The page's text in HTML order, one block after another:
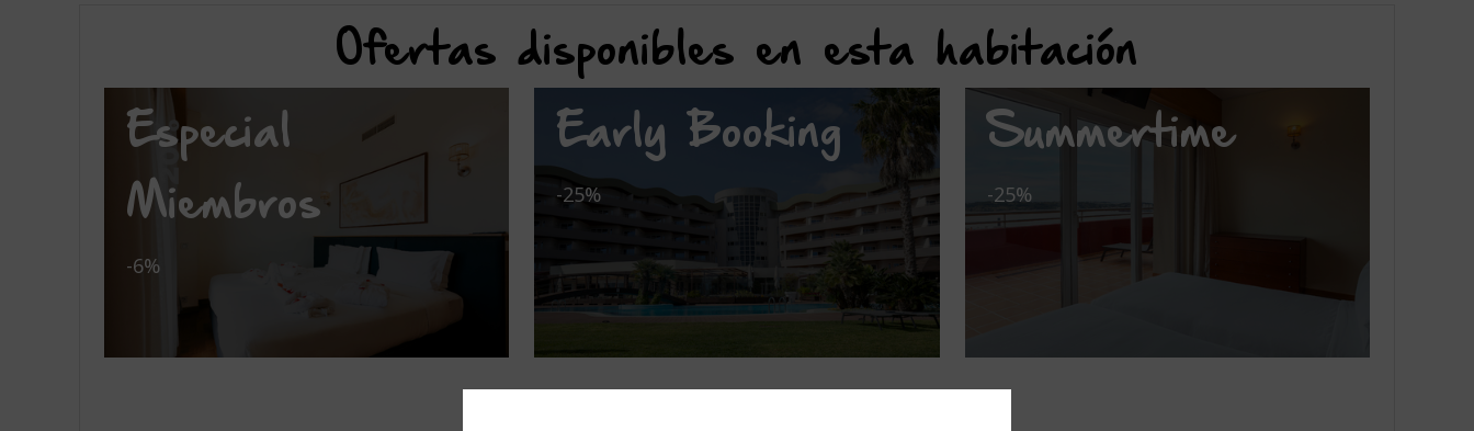
Ofertas disponibles en esta habitación
Especial
Miembros
-6%
Early Booking
-25%
Summertime
-25%